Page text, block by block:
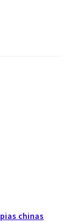
chinas